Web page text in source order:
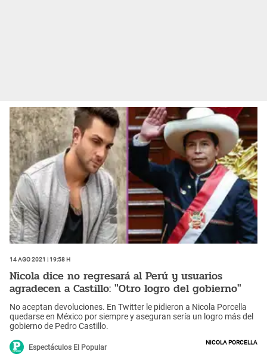
14 Ago 2021 | 19:58 h
Nicola dice no regresará al Perú y usuarios
agradecen a Castillo: "Otro logro del gobierno"
No aceptan devoluciones. En Twitter le pidieron a Nicola Porcella
quedarse en México por siempre y aseguran sería un logro más del
gobierno de Pedro Castillo.
Espectáculos El Popular
Nicola Porcella